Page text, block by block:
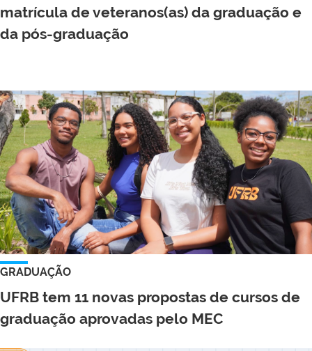
matrícula de veteranos(as) da graduação e
da pós-graduação
GRADUAÇÃO
UFRB tem 11 novas propostas de cursos de
graduação aprovadas pelo MEC